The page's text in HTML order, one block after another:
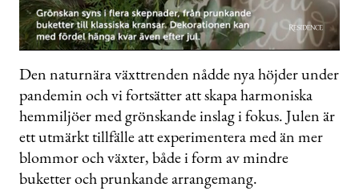
0
seconds
of
1
minute,
16
seconds
Den naturnära växttrenden nådde nya höjder under
pandemin och vi fortsätter att skapa harmoniska
hemmiljöer med grönskande inslag i fokus. Julen är
ett utmärkt tillfälle att experimentera med än mer
blommor och växter, både i form av mindre
buketter och prunkande arrangemang.